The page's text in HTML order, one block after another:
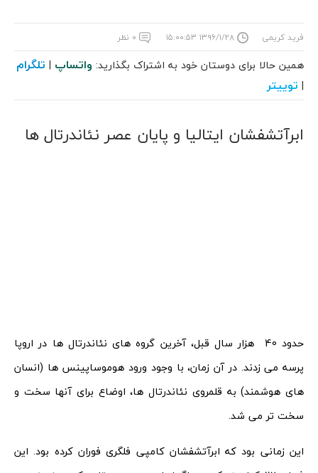
فرید کریمی ۱۳۹۶/۱/۲۸ ۱۵:۰۰:۵۳ ۰ نظر
همین حالا برای دوستان خود به اشتراک بگذارید: واتساپ | تلگرام
| توییتر
ابرآتشفشان ایتالیا و پایان عصر نئاندرتال ها
حدود 40 هزار سال قبل، آخرین گروه های نئاندرتال ها در اروپا
پرسه می زدند. در آن زمان، با وجود ورود هوموساپینس ها (انسان
های هوشمند) به قلمروی نئاندرتال ها، اوضاع برای آنها سخت و
سخت تر می شد.
این زمانی بود که ابرآتشفشان کامپی فلگری فوران کرده بود. این